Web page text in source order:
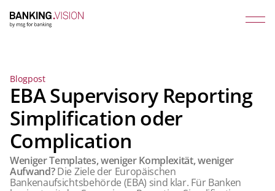
Blogpost
EBA Supervisory Reporting
Simplification oder
Complication
Weniger Templates, weniger Komplexität, weniger
Aufwand?Die Ziele der Europäischen
Bankenaufsichtsbehörde (EBA) sind klar. Für Banken